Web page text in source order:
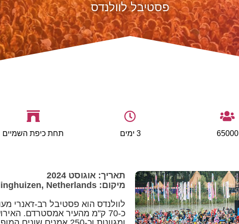
פסטיבל לוולנדס
65000 3 ימים תחת כיפת השמיים
תאריך: אוגוסט 2024
מיקום: Biddinghuizen, Netherlands
לוולנדס הוא פסטיבל רב-ז'אנרי